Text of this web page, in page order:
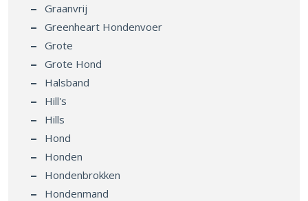
Graanvrij
Greenheart Hondenvoer
Grote
Grote Hond
Halsband
Hill's
Hills
Hond
Honden
Hondenbrokken
Hondenmand